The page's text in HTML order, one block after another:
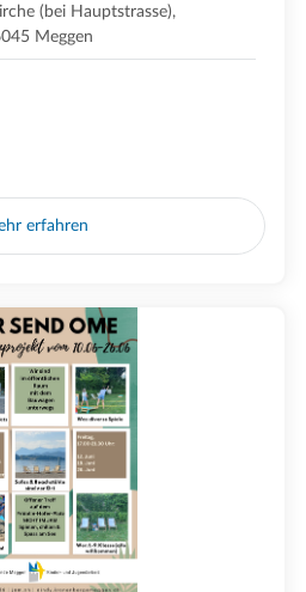
(bei Hauptstrasse),
Meggen
erfahren